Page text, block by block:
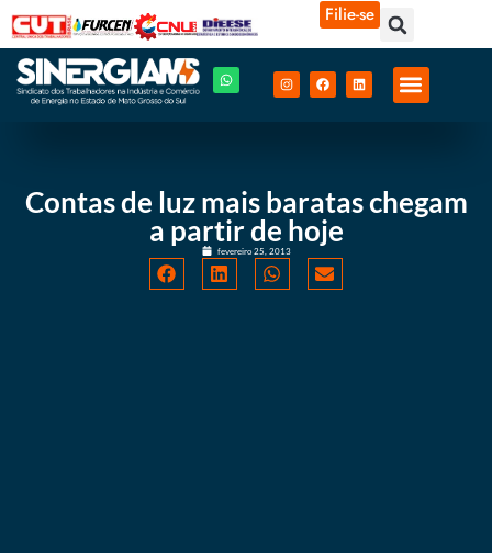
Filie-se
Contas de luz mais baratas chegam
a partir de hoje
fevereiro 25, 2013